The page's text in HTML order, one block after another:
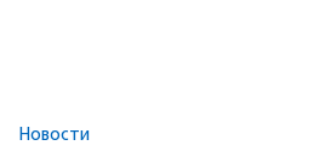
Новости